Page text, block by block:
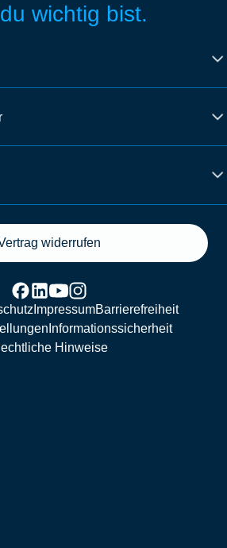
wichtig bist.
widerrufen
ImpressumBarrierefreiheit
Informationssicherheit
Hinweise